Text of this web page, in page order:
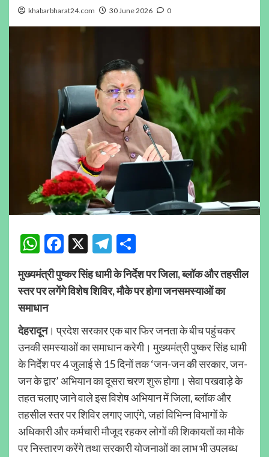
khabarbharat24.com 30 June 2026 0
WhatsApp
Facebook
X Telegram
मुख्यमंत्री पुष्कर सिंह धामी के निर्देश पर जिला, ब्लॉक और तहसील
स्तर पर लगेंगे विशेष शिविर, मौके पर होगा जनसमस्याओं का
समाधान
देहरादून। प्रदेश सरकार एक बार फिर जनता के बीच पहुंचकर
उनकी समस्याओं का समाधान करेगी। मुख्यमंत्री पुष्कर सिंह धामी
के निर्देश पर 4 जुलाई से 15 दिनों तक ‘जन-जन की सरकार, जन-
जन के द्वार’ अभियान का दूसरा चरण शुरू होगा। सेवा पखवाड़े के
तहत चलाए जाने वाले इस विशेष अभियान में जिला, ब्लॉक और
तहसील स्तर पर शिविर लगाए जाएंगे, जहां विभिन्न विभागों के
अधिकारी और कर्मचारी मौजूद रहकर लोगों की शिकायतों का मौके
पर निस्तारण करेंगे तथा सरकारी योजनाओं का लाभ भी उपलब्ध